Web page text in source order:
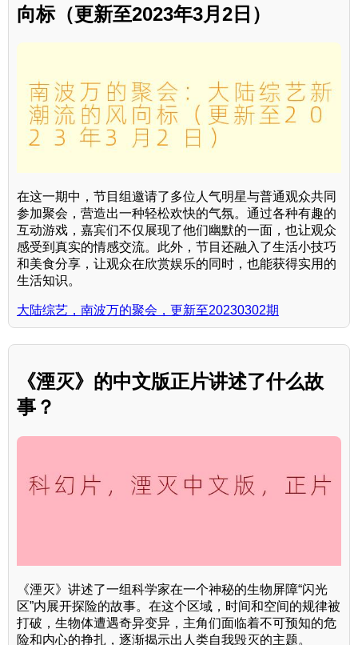
向标（更新至2023年3月2日）
在这一期中，节目组邀请了多位人气明星与普通观众共同
参加聚会，营造出一种轻松欢快的气氛。通过各种有趣的
互动游戏，嘉宾们不仅展现了他们幽默的一面，也让观众
感受到真实的情感交流。此外，节目还融入了生活小技巧
和美食分享，让观众在欣赏娱乐的同时，也能获得实用的
生活知识。
大陆综艺，南波万的聚会，更新至20230302期
《湮灭》的中文版正片讲述了什么故
事？
《湮灭》讲述了一组科学家在一个神秘的生物屏障“闪光
区”内展开探险的故事。在这个区域，时间和空间的规律被
打破，生物体遭遇奇异变异，主角们面临着不可预知的危
险和内心的挣扎，逐渐揭示出人类自我毁灭的主题。